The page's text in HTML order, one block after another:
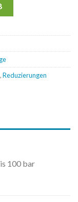
,Reduzierungen
100 bar